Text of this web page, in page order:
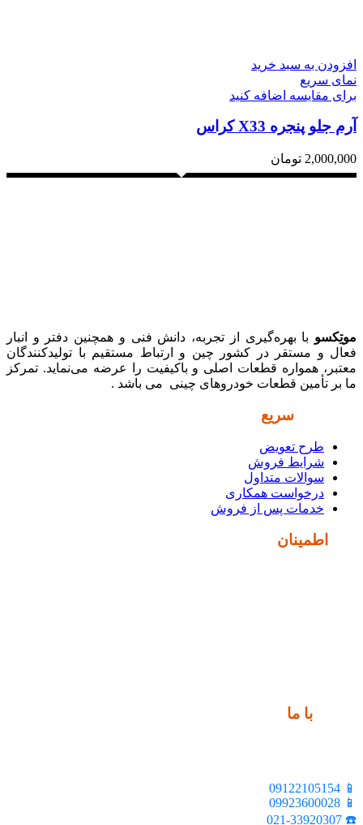
افزودن به سبد خرید
نمای سریع
برای مقایسه اضافه کنید
آرم جلو پنجره X33 کراس
2,000,000 تومان
موتِکسو با بهره‌گیری از تجربه، دانش فنی و همچنین دفتر و انبار
فعال و مستقر در کشور چین و ارتباط مستقیم با تولیدکنندگان
معتبر، همواره قطعات اصلی و باکیفیت را عرضه می‌نماید. تمرکز
ما بر تأمین قطعات خودروهای چینی می باشد .
سریع
طرح تعویض
شرایط فروش
سوالات متداول
درخواست همکاری
خدمات پس از فروش
اطمینان
با ما
📱 09122105154
📱 09923600028
☎️ 021-33920307